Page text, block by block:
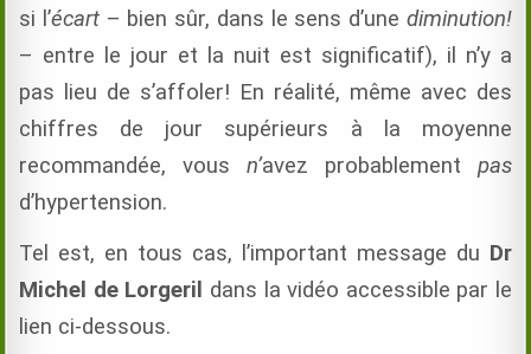
si l’écart – bien sûr, dans le sens d’une diminution!
– entre le jour et la nuit est significatif), il n’y a
pas lieu de s’affoler! En réalité, même avec des
chiffres de jour supérieurs à la moyenne
recommandée, vous n’avez probablement pas
d’hypertension.
Tel est, en tous cas, l’important message du Dr
Michel de Lorgeril dans la vidéo accessible par le
lien ci-dessous.